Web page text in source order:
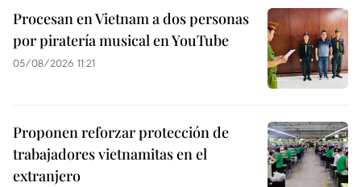
Procesan en Vietnam a dos personas
por piratería musical en YouTube
05/08/2026 11:21
Proponen reforzar protección de
trabajadores vietnamitas en el
extranjero